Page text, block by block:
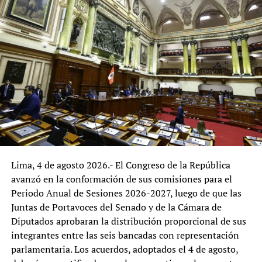
Diversos especialistas señalan que la participación de
productores de la agricultura familiar, agricultores,
organizaciones agrarias, juntas de usuarios de riego,
cooperativas, agroexportadores, trabajadores agrarios,
comerciantes y empresas de la cadena agroalimentaria
podría enriquecer el diagnóstico, al incorporar la
experiencia de quienes interactúan de manera
permanente con los servicios que brinda el ministerio.
La reorganización del MIDAGRI representa una
adecuarla a los desafíos del desarrollo agrario. El
principal reto será que las reformas logren combinar
eficiencia administrativa, alineamiento con las políticas
nacionales y una amplia participación de los actores del
sector, con el propósito de consolidar una institución
orientada a responder de manera más efectiva a las
necesidades del agro peruano.
Lima, 4 de agosto 2026.- El Congreso de la República
avanzó en la conformación de sus comisiones para el
Periodo Anual de Sesiones 2026-2027, luego de que las
Juntas de Portavoces del Senado y de la Cámara de
Diputados aprobaran la distribución proporcional de sus
integrantes entre las seis bancadas con representación
parlamentaria. Los acuerdos, adoptados el 4 de agosto,